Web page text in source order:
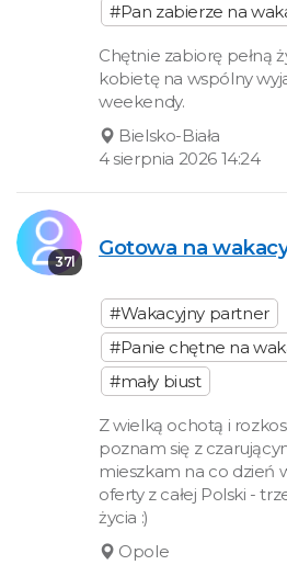
#Pan zabierze na
Chętnie zabiorę pełną
kobietę na wspólny
weekendy.
Bielsko-Biała
4 sierpnia 2026 14:24
37l
Gotowa na
#Wakacyjny partner
#Panie chętne na
#mały biust
Z wielką ochotą i
poznam się z
mieszkam na co dzień
oferty z całej Polski -
życia :)
Opole